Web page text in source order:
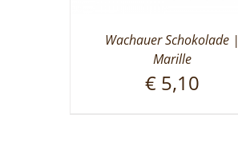
Wachauer Schokolade |
Marille
€ 5,10